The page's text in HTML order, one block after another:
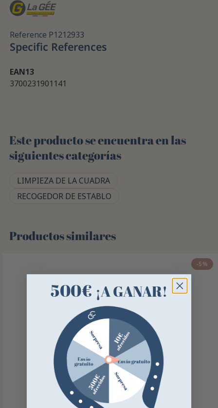
Reference P1212933
Specific References
EAN13
3700231901141
Este producto se encuentra en las
siguientes categorías
LIMPIEZA DE LA CUADRA
RECOGEDOR DE ESTABLO
Productos similares
-5%
500€ ¡A GANAR!